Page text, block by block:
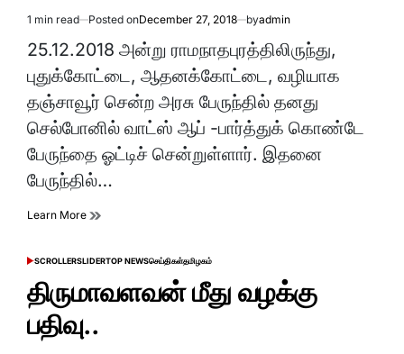
Estimated
read
time
1 min read Posted onDecember 27, 2018 byadmin
25.12.2018 அன்று ராமநாதபுரத்திலிருந்து,
புதுக்கோட்டை, ஆதனக்கோட்டை, வழியாக
தஞ்சாவூர் சென்ற அரசு பேருந்தில் தனது
செல்போனில் வாட்ஸ் ஆப் -பார்த்துக் கொண்டே
பேருந்தை ஓட்டிச் சென்றுள்ளார். இதனை
பேருந்தில்…
Learn More
POSTED
SCROLLERSLIDERTOP NEWSசெய்திகள்தமிழகம்
திருமாவளவன் மீது வழக்கு
பதிவு..